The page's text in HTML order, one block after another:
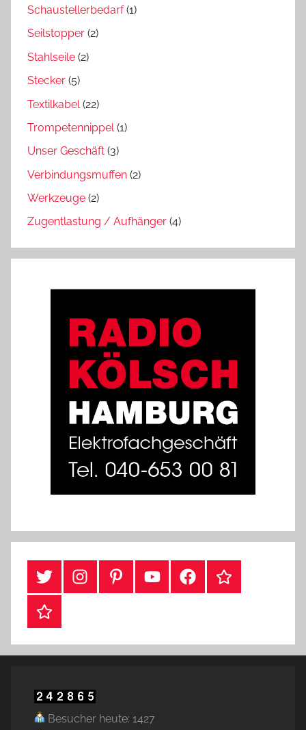
Schaustellerbedarf(1)
Seilstopper (2)
Stahlseile (2)
Stecker (5)
Textilkabel (22)
Trompetennippel(1)
Unser Geschäft (3)
Verbindungsmuffen (2)
Werkzeuge (2)
Zugentlastung / Aufhänger (4)
#TwitterInstagramPinterestYouTubeFacebookTikTok
Webshop
Besucher heute: 1427